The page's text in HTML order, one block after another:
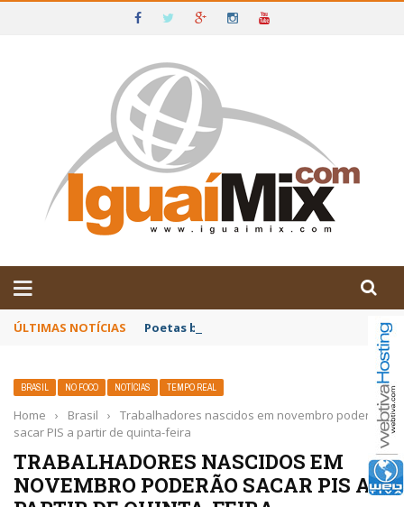
IGUAÍ E SUDOESTE DA BAHIA
ÚLTIMAS NOTÍCIAS Poetas baianos representam o Brasil no
BRASIL NO FOCO NOTÍCIAS TEMPO REAL
Home › Brasil ›
Trabalhadores nascidos em novembro poderão
sacar PIS a partir de quinta-feira
TRABALHADORES NASCIDOS EM
NOVEMBRO PODERÃO SACAR PIS A